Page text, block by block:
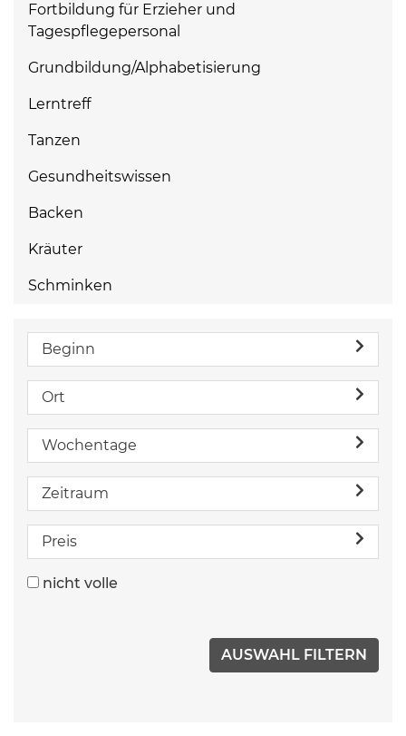
Fortbildung für Erzieher und
Tagespflegepersonal
Grundbildung/Alphabetisierung
Lerntreff
Tanzen
Gesundheitswissen
Backen
Kräuter
Schminken
Beginn
Ort
Wochentage
Zeitraum
Preis
nicht volle